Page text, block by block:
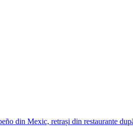
din Mexic, retrași din restaurante